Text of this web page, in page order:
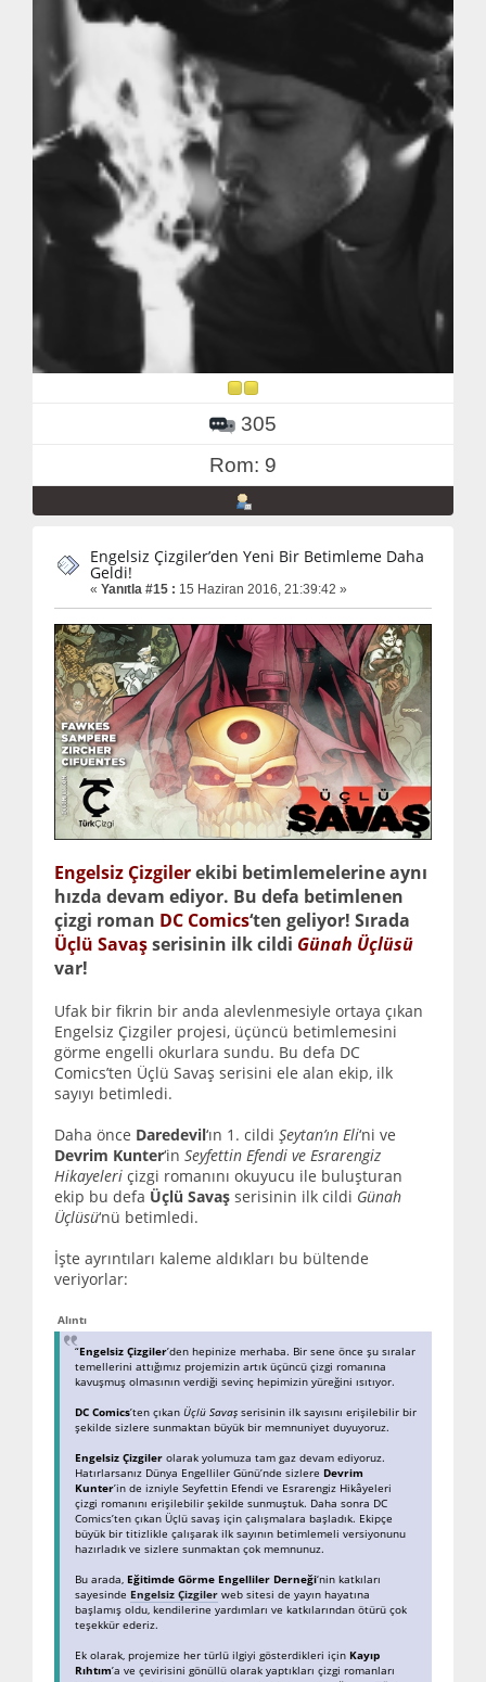
305
Rom: 9
Engelsiz Çizgiler’den Yeni Bir Betimleme Daha
Geldi!
« Yanıtla #15 : 15 Haziran 2016, 21:39:42 »
Engelsiz Çizgilerekibi betimlemelerine aynı
hızda devam ediyor. Bu defa betimlenen
çizgi roman DC Comics‘ten geliyor! Sırada
Üçlü Savaşserisinin ilk cildi Günah Üçlüsü
var!
Ufak bir fikrin bir anda alevlenmesiyle ortaya çıkan
Engelsiz Çizgiler projesi, üçüncü betimlemesini
görme engelli okurlara sundu. Bu defa DC
Comics’ten Üçlü Savaş serisini ele alan ekip, ilk
sayıyı betimledi.
Daha önce Daredevil‘ın 1. cildi Şeytan’ın Eli‘ni ve
Devrim Kunter‘in Seyfettin Efendi ve Esrarengiz
Hikayeleri çizgi romanını okuyucu ile buluşturan
ekip bu defa Üçlü Savaş serisinin ilk cildi Günah
Üçlüsü‘nü betimledi.
İşte ayrıntıları kaleme aldıkları bu bültende
veriyorlar:
Alıntı
“Engelsiz Çizgiler’den hepinize merhaba. Bir sene önce şu sıralar
temellerini attığımız projemizin artık üçüncü çizgi romanına
kavuşmuş olmasının verdiği sevinç hepimizin yüreğini ısıtıyor.
DC Comics’ten çıkan Üçlü Savaş serisinin ilk sayısını erişilebilir bir
şekilde sizlere sunmaktan büyük bir memnuniyet duyuyoruz.
Engelsiz Çizgiler olarak yolumuza tam gaz devam ediyoruz.
Hatırlarsanız Dünya Engelliler Günü’nde sizlere Devrim
Kunter’in de izniyle Seyfettin Efendi ve Esrarengiz Hikâyeleri
çizgi romanını erişilebilir şekilde sunmuştuk. Daha sonra DC
Comics’ten çıkan Üçlü savaş için çalışmalara başladık. Ekipçe
büyük bir titizlikle çalışarak ilk sayının betimlemeli versiyonunu
hazırladık ve sizlere sunmaktan çok memnunuz.
Bu arada, Eğitimde Görme Engelliler Derneği‘nin katkıları
sayesinde Engelsiz Çizgiler web sitesi de yayın hayatına
başlamış oldu, kendilerine yardımları ve katkılarından ötürü çok
teşekkür ederiz.
Ek olarak, projemize her türlü ilgiyi gösterdikleri için Kayıp
Rıhtım’a ve çevirisini gönüllü olarak yaptıkları çizgi romanları